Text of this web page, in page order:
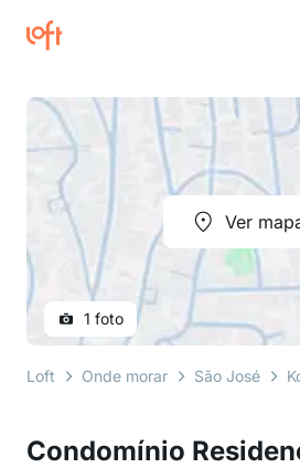
Condomínio
Ver
1 foto
Loft Onde morar São José